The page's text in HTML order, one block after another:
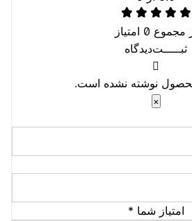
مجموع 0 امتیاز
ثبـــــت‌دیدگاه
نوشته نشده است.
×
امتیاز شما *